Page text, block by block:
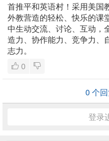
首推平和英语村！采用美国
外教营造的轻松、快乐的课
中生动交流、讨论、互动，
造力、协作能力、竞争力、
志力。
0
0 个
登录